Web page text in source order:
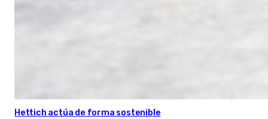
Hettich actúa de forma sostenible